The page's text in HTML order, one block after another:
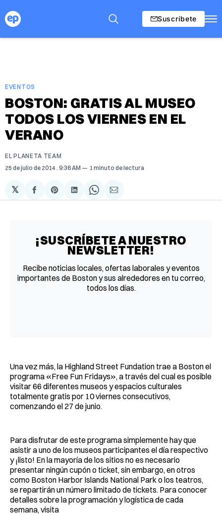
Suscríbete
EVENTOS
BOSTON: GRATIS AL MUSEO
TODOS LOS VIERNES EN EL
VERANO
EL PLANETA TEAM
25 de julio de 2014 . 9:36 AM 1 minuto de lectura
𝕏
Compartir
en
Share
on
Compartir
en
Share
on
Compartir
via
¡SUSCRÍBETE A NUESTRO
NEWSLETTER!
Recibe noticias locales, ofertas laborales y eventos
importantes de Boston y sus alrededores en tu correo,
todos los días.
Una vez más, la Highland Street Fundation trae a Boston el
programa «Free Fun Fridays», a través del cual es posible
visitar 66 diferentes museos y espacios culturales
totalmente gratis por 10 viernes consecutivos,
comenzando el 27 de junio.
Para disfrutar de este programa simplemente hay que
asistir a uno de los museos participantes el día respectivo
y ¡listo! En la mayoría de los sitios no es necesario
presentar ningún cupón o ticket, sin embargo, en otros
como Boston Harbor Islands National Park o los teatros,
se repartirán un número limitado de tickets. Para conocer
detalles sobre la programación y logística de cada
semana, visita